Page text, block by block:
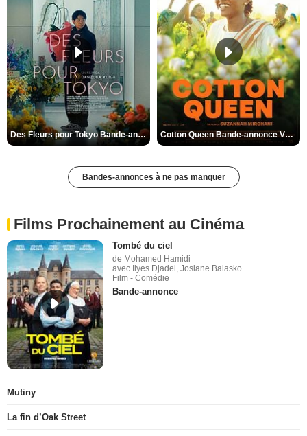
Des Fleurs pour Tokyo Bande-annonce VO STFR Cotton Queen Bande-annonce VO STFR
Bandes-annonces à ne pas manquer
Films Prochainement au Cinéma
Tombé du ciel
de Mohamed Hamidi
avec Ilyes Djadel, Josiane Balasko
Film - Comédie
Bande-annonce
Mutiny
La fin d’Oak Street